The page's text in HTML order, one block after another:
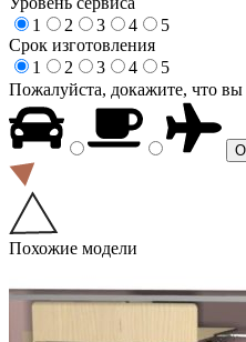
1
2 3 4
5
Срок изготовления
1
2 3 4
5
Пожалуйста, докажите, что вы
Похожие модели